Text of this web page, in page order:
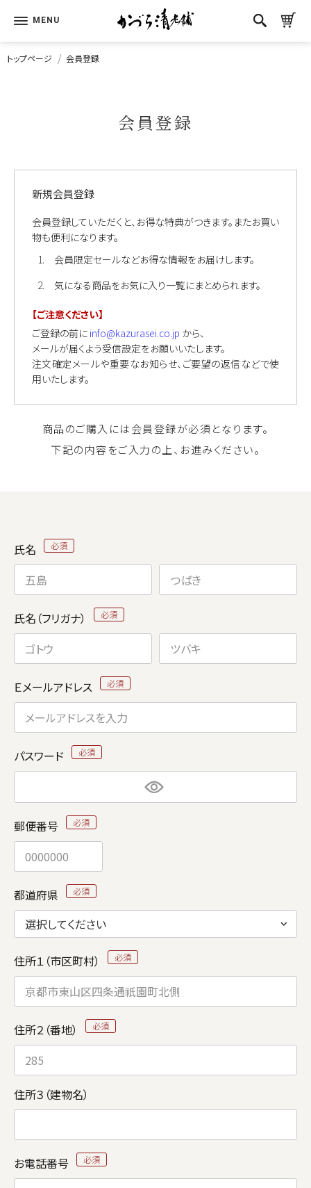
トップページ 会員登録
会員登録
新規会員登録
会員登録していただくと、お得な特典がつきます。またお買い
物も便利になります。
会員限定セールなどお得な情報をお届けします。
気になる商品をお気に入り一覧にまとめられます。
【ご注意ください】
ご登録の前に info@kazurasei.co.jp から、
メールが届くよう受信設定をお願いいたします。
注文確定メールや重要なお知らせ、ご要望の返信などで使
用いたします。
商品のご購入には会員登録が必須となります。
下記の内容をご入力の上、お進みください。
氏名
氏名（フリガナ）
Ｅメールアドレス
パスワード
郵便番号
都道府県
住所１（市区町村）
住所２（番地）
住所３（建物名）
お電話番号